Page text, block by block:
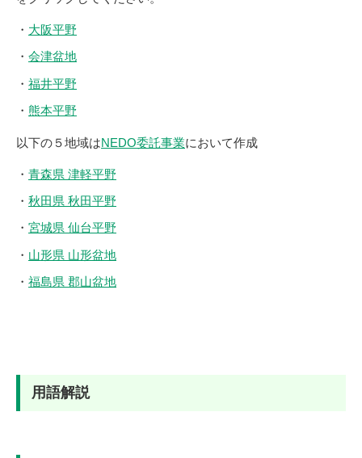
・ 大阪平野
・ 会津盆地
・ 福井平野
・ 熊本平野
以下の５地域はNEDO委託事業において作成
・ 青森県 津軽平野
・ 秋田県 秋田平野
・ 宮城県 仙台平野
・ 山形県 山形盆地
・ 福島県 郡山盆地
用語解説